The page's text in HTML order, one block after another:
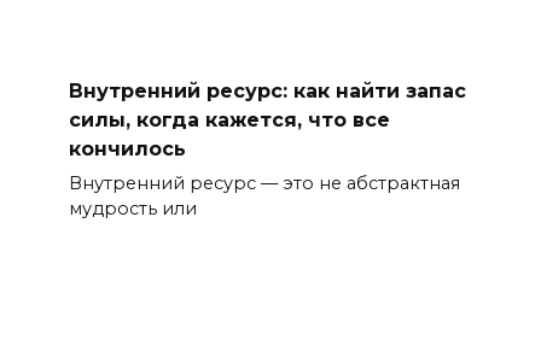
Внутренний ресурс: как найти запас
силы, когда кажется, что все
кончилось
Внутренний ресурс — это не абстрактная
мудрость или